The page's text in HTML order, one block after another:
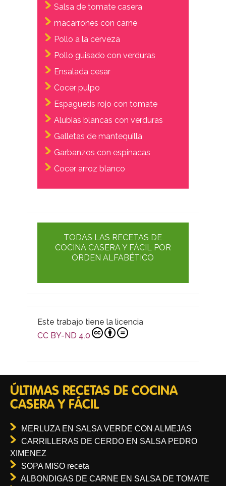
Salsa de tomate casera
macarrones con carne
Pollo a la cerveza
Pollo guisado con verduras
Ensalada cesar
Cocer pulpo
Espaguetis rojo con tomate
Alubias blancas con verduras
Galletas de mantequilla
Garbanzos con espinacas
Cocer arroz blanco
TODAS LAS RECETAS DE
COCINA CASERA Y FÁCIL POR
ORDEN ALFABÉTICO
Este trabajo tiene la licencia
CC BY-ND 4.0
ÚLTIMAS RECETAS DE COCINA
CASERA Y FÁCIL
MERLUZA EN SALSA VERDE CON ALMEJAS
CARRILLERAS DE CERDO EN SALSA PEDRO
XIMENEZ
SOPA MISO receta
ALBONDIGAS DE CARNE EN SALSA DE TOMATE